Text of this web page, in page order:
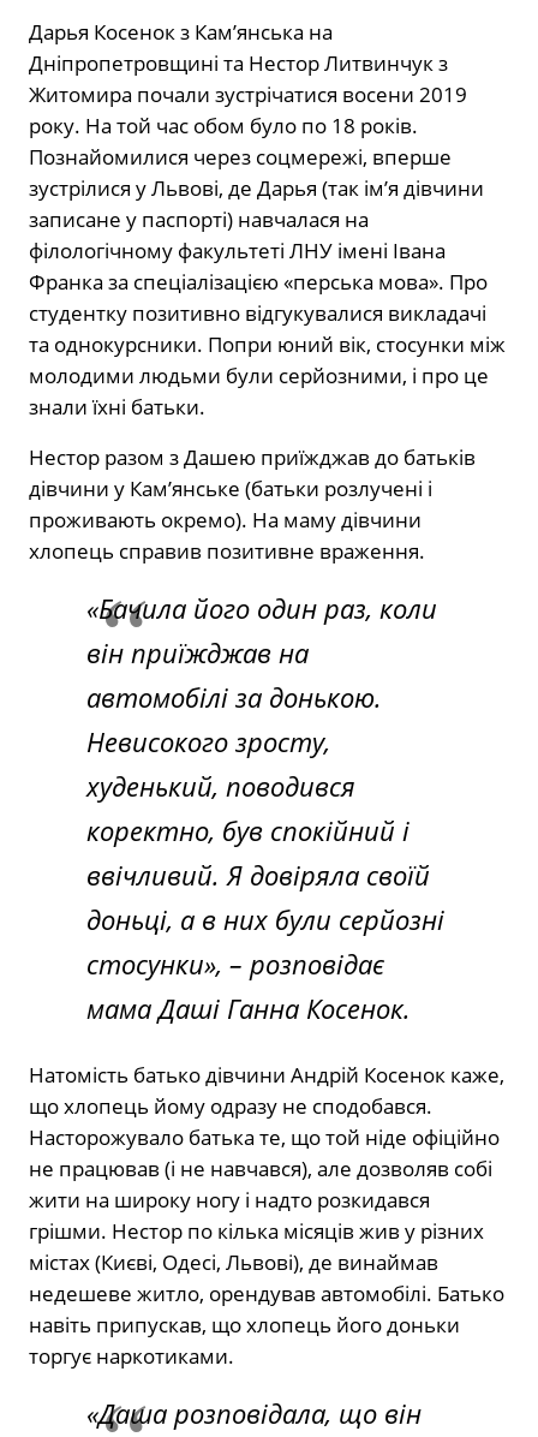
Дарья Косенок з Кам’янська на
Дніпропетровщині та Нестор Литвинчук з
Житомира почали зустрічатися восени 2019
року. На той час обом було по 18 років.
Познайомилися через соцмережі, вперше
зустрілися у Львові, де Дарья (так ім’я дівчини
записане у паспорті) навчалася на
філологічному факультеті ЛНУ імені Івана
Франка за спеціалізацією «перська мова». Про
студентку позитивно відгукувалися викладачі
та однокурсники. Попри юний вік, стосунки між
молодими людьми були серйозними, і про це
знали їхні батьки.
Нестор разом з Дашею приїжджав до батьків
дівчини у Кам’янське (батьки розлучені і
проживають окремо). На маму дівчини
хлопець справив позитивне враження.
«Бачила його один раз, коли
він приїжджав на
автомобілі за донькою.
Невисокого зросту,
худенький, поводився
коректно, був спокійний і
ввічливий. Я довіряла своїй
доньці, а в них були серйозні
стосунки», – розповідає
мама Даші Ганна Косенок.
Натомість батько дівчини Андрій Косенок каже,
що хлопець йому одразу не сподобався.
Насторожувало батька те, що той ніде офіційно
не працював (і не навчався), але дозволяв собі
жити на широку ногу і надто розкидався
грішми. Нестор по кілька місяців жив у різних
містах (Києві, Одесі, Львові), де винаймав
недешеве житло, орендував автомобілі. Батько
навіть припускав, що хлопець його доньки
торгує наркотиками.
«Даша розповідала, що він